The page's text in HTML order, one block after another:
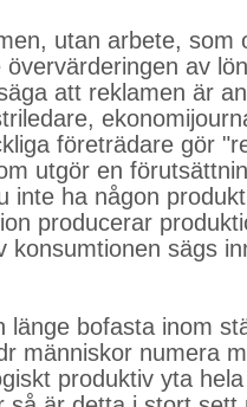
utan arbete, som
av
att reklamen är
företrädare gör
utgör en
inte ha någon
producerar
konsumtionen sägs
länge bofasta inom
människor numera
produktiv yta